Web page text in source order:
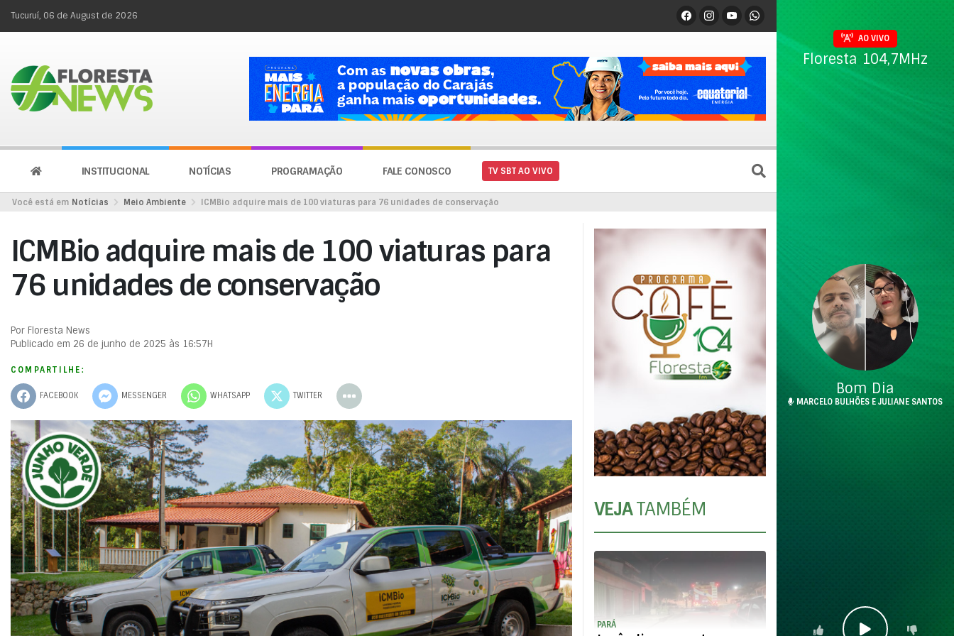
Tucuruí, 06 de August de 2026
INSTITUCIONAL NOTÍCIAS PROGRAMAÇÃO FALE CONOSCO TV SBT AO VIVO
Você está em Notícias Meio Ambiente ICMBio adquire mais de 100 viaturas para 76 unidades de conservação
ICMBio adquire mais de 100 viaturas para
76 unidades de conservação
Por Floresta News
Publicado em 26 de junho de 2025 às 16:57H
COMPARTILHE:
FACEBOOK MESSENGER WHATSAPP TWITTER
VEJATAMBÉM
PARÁ
AO VIVO
Floresta 104,7MHz
Bom Dia
MARCELO BULHÕES E JULIANE SANTOS